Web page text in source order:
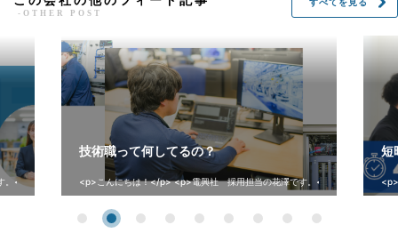
-OTHER POST
すべてを見る
。</p> <p>&nbsp;</p>
技術職って何してるの？
<p>こんにちは！</p> <p>電興社 採用担当の花澤です。</p>
短